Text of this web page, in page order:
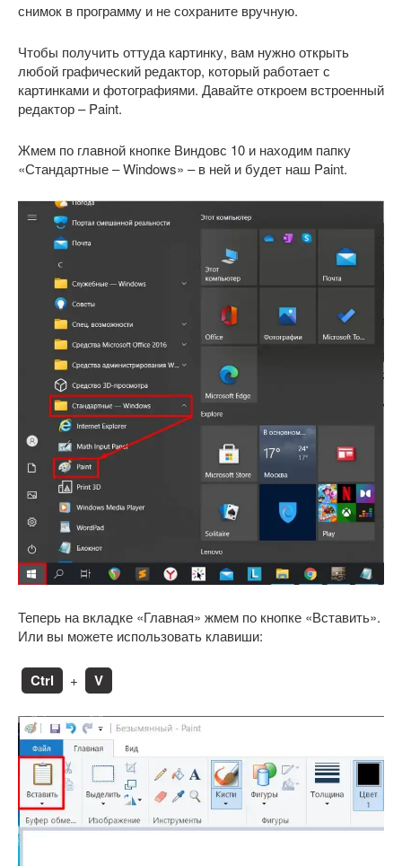
снимок в программу и не сохраните вручную.
Чтобы получить оттуда картинку, вам нужно открыть
любой графический редактор, который работает с
картинками и фотографиями. Давайте откроем встроенный
редактор – Paint.
Жмем по главной кнопке Виндовс 10 и находим папку
«Стандартные – Windows» – в ней и будет наш Paint.
Теперь на вкладке «Главная» жмем по кнопке «Вставить».
Или вы можете использовать клавиши:
Ctrl + V